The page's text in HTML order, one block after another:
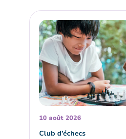
10 août 2026
Club d’échecs